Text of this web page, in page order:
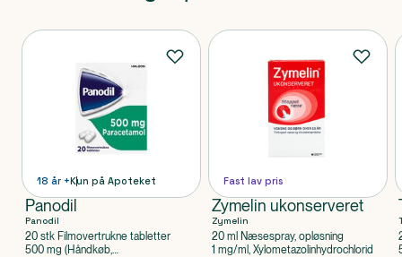
Produkter
18 år +Kun på Apoteket
Panodil
Panodil
20 stk Filmovertrukne tabletter
500 mg (Håndkøb,
Fast lav pris
Zymelin ukonserveret
Zymelin
20 ml Næsespray, opløsning
1 mg/ml, Xylometazolinhydrochlorid